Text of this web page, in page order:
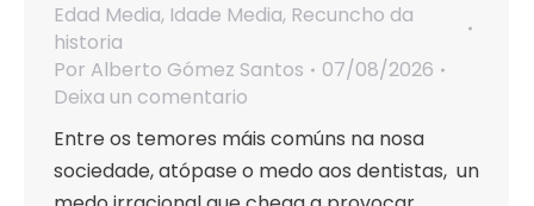
Edad Media, Idade Media, Recuncho da
historia
Por Alberto Gómez Santos
07/08/2026
Deixa un comentario
Entre os temores máis comúns na nosa
sociedade, atópase o medo aos dentistas, un